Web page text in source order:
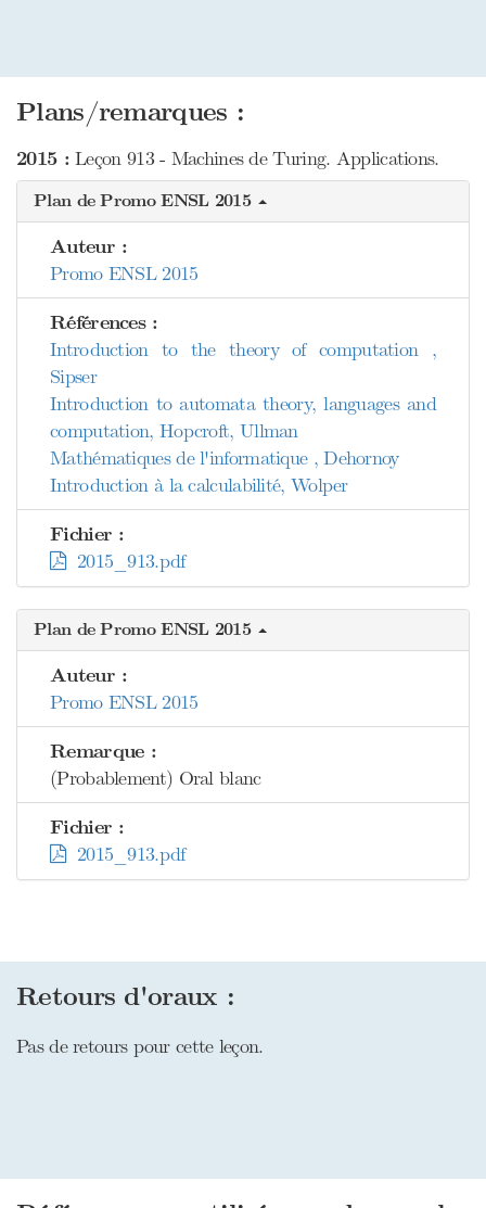
Plans/remarques :
2015 :Leçon 913 - Machines de Turing. Applications.
Plan de Promo ENSL 2015
Auteur :
Promo ENSL 2015
Références :
Introduction to the theory of computation ,
Sipser
Introduction to automata theory, languages and
computation, Hopcroft, Ullman
Mathématiques de l'informatique , Dehornoy
Introduction à la calculabilité, Wolper
Fichier :
2015_913.pdf
Plan de Promo ENSL 2015
Auteur :
Promo ENSL 2015
Remarque :
(Probablement) Oral blanc
Fichier :
2015_913.pdf
Retours d'oraux :
Pas de retours pour cette leçon.